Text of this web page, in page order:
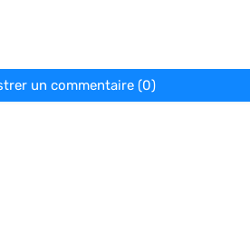
un commentaire (0)